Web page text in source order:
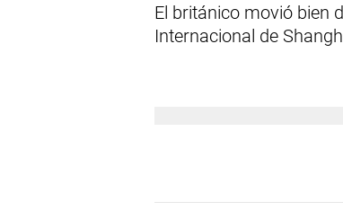
El británico movió bien
Internacional de